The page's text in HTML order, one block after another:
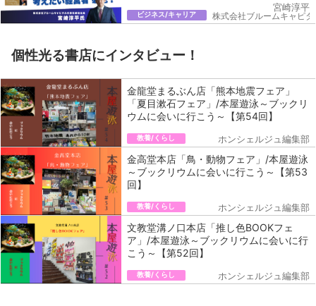
ビジネス/キャリア
宮崎淳平
株式会社ブルームキャピ
個性光る書店にインタビュー！
金龍堂まるぶん店「熊本地震フェア」
「夏目漱石フェア」/本屋遊泳～ブックリ
ウムに会いに行こう～【第54回】
教養/くらし ホンシェルジュ編集部
金高堂本店「鳥・動物フェア」/本屋遊泳
～ブックリウムに会いに行こう～【第53
回】
教養/くらし ホンシェルジュ編集部
文教堂溝ノ口本店「推し色BOOKフェ
ア」/本屋遊泳～ブックリウムに会いに行
こう～【第52回】
教養/くらし ホンシェルジュ編集部